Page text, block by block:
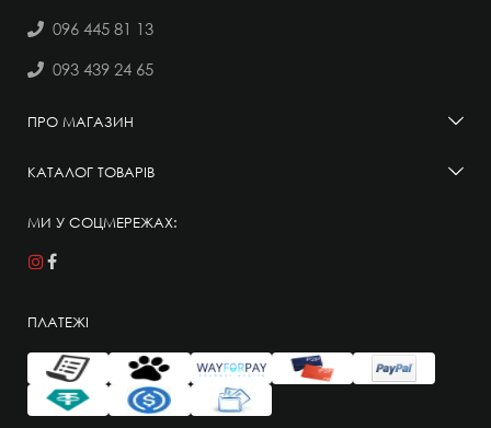
096 445 81 13
093 439 24 65
ПРО МАГАЗИН
КАТАЛОГ ТОВАРІВ
МИ У СОЦМЕРЕЖАХ:
ПЛАТЕЖІ